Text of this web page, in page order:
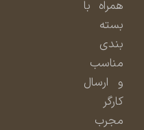
همراه با
بسته
بندی
مناسب
و ارسال
مجرب